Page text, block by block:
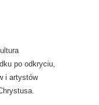
po odkryciu,
i artystów